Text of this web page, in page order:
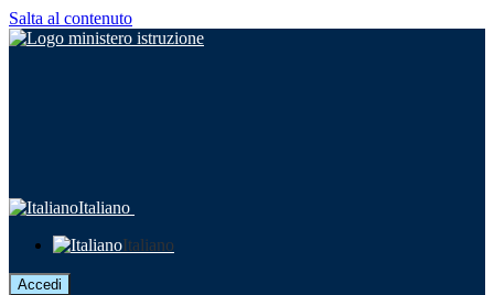
Salta al contenuto
Italiano
Italiano
Accedi